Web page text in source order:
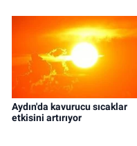
Aydın'da kavurucu sıcaklar
etkisini artırıyor